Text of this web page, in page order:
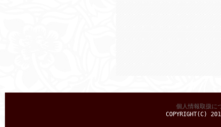
個人情報取扱に
COPYRIGHT(C)